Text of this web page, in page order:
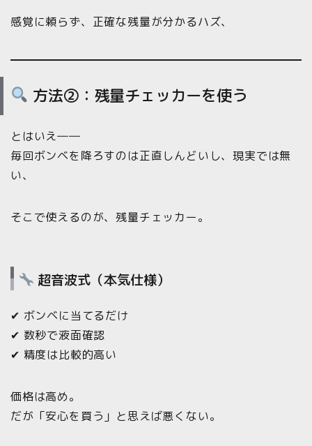
感覚に頼らず、正確な残量が分かるハズ、
方法②：残量チェッカーを使う
とはいえ――
毎回ボンベを降ろすのは正直しんどいし、現実では無
い、
そこで使えるのが、残量チェッカー。
超音波式（本気仕様）
✔ ボンベに当てるだけ
✔ 数秒で液面確認
✔ 精度は比較的高い
価格は高め。
だが「安心を買う」と思えば悪くない。